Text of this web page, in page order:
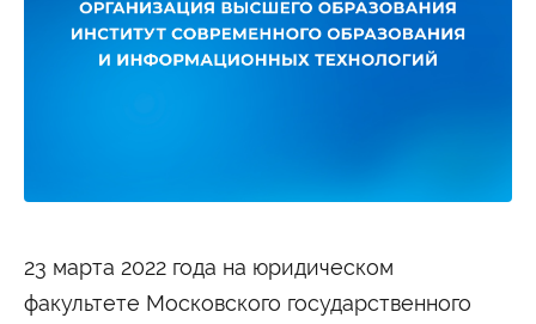
Студенту
Военно-учетный стол Миграционный учет
Библиотека
Статьи
Второе высшее
23 марта 2022 года на юридическом
факультете Московского государственного